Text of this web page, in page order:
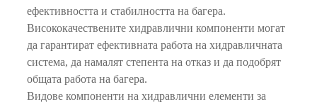
ефективността и стабилността на багера.
Висококачествените хидравлични компоненти могат
да гарантират ефективната работа на хидравличната
система, да намалят степента на отказ и да подобрят
общата работа на багера.
Видове компоненти на хидравлични елементи за